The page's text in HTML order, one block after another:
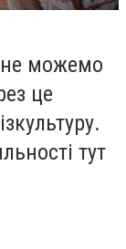
можемо
це
тут